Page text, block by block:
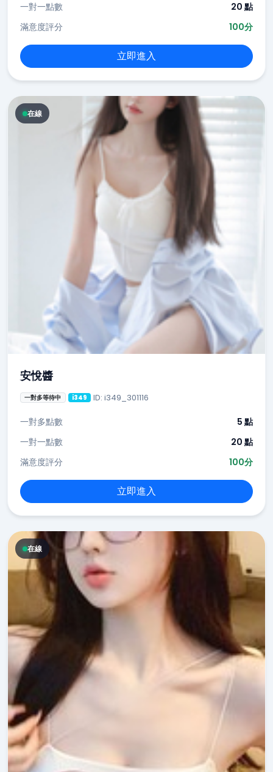
一對一點數
20 點
滿意度評分
100分
立即進入
在線
安悅醬
一對多等待中 i349 ID: i349_301116
一對多點數
5 點
一對一點數
20 點
滿意度評分
100分
立即進入
在線